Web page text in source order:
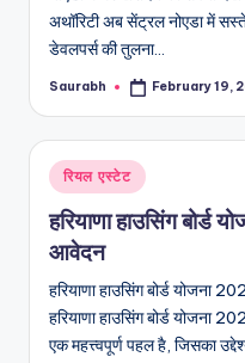
अथॉरिटी अब सेंट्रल नोएडा में
डेवलपर्स की तुलना…
Posted
Saurabh February 19,
Posted
in
रियल एस्टेट
हरियाणा हाउसिंग
आवेदन
हरियाणा हाउसिंग बोर्ड योजना
हरियाणा हाउसिंग बोर्ड योजना
एक महत्त्वपूर्ण पहल है, जिसका